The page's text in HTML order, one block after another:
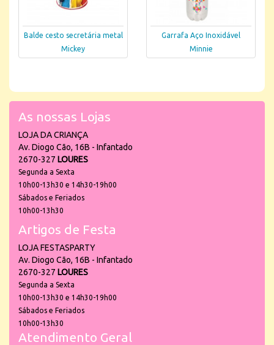
Balde cesto secretária metal
Mickey
Garrafa Aço Inoxidável
Minnie
As nossas Lojas
LOJA DA CRIANÇA
Av. Diogo Cão, 16B - Infantado
2670-327 LOURES
Segunda a Sexta
10h00-13h30 e 14h30-19h00
Sábados e Feriados
10h00-13h30
Artigos de Festa
LOJA FESTASPARTY
Av. Diogo Cão, 16B - Infantado
2670-327 LOURES
Segunda a Sexta
10h00-13h30 e 14h30-19h00
Sábados e Feriados
10h00-13h30
Atendimento Geral